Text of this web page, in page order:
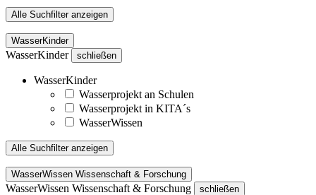
Alle Suchfilter anzeigen
WasserKinder
WasserKinder schließen
WasserKinder
Wasserprojekt an Schulen
Wasserprojekt in KITA´s
WasserWissen
Alle Suchfilter anzeigen
WasserWissen Wissenschaft & Forschung
WasserWissen Wissenschaft & Forschung schließen